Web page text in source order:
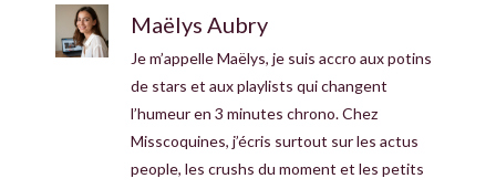
Maëlys Aubry
Je m’appelle Maëlys, je suis accro aux potins
de stars et aux playlists qui changent
l’humeur en 3 minutes chrono. Chez
Misscoquines, j’écris surtout sur les actus
people, les crushs du moment et les petits